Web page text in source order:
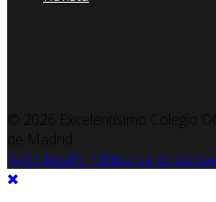
© 2026 Excelentísimo Colegio
de Madrid
Aviso legal y Política de